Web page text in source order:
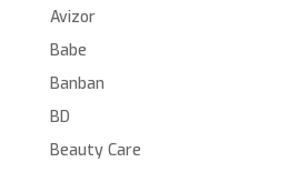
Avizor
Babe
Banban
BD
Beauty Care